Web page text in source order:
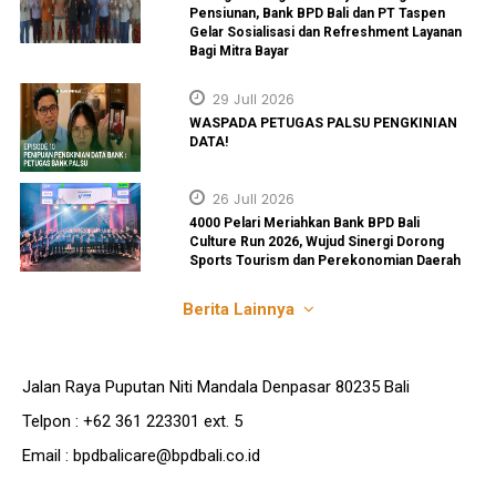
Pensiunan, Bank BPD Bali dan PT Taspen
Gelar Sosialisasi dan Refreshment Layanan
Bagi Mitra Bayar
29 Juli 2026
WASPADA PETUGAS PALSU PENGKINIAN
DATA!
26 Juli 2026
4000 Pelari Meriahkan Bank BPD Bali
Culture Run 2026, Wujud Sinergi Dorong
Sports Tourism dan Perekonomian Daerah
Berita Lainnya
Jalan Raya Puputan Niti Mandala Denpasar 80235 Bali
Telpon : +62 361 223301 ext. 5
Email : bpdbalicare@bpdbali.co.id